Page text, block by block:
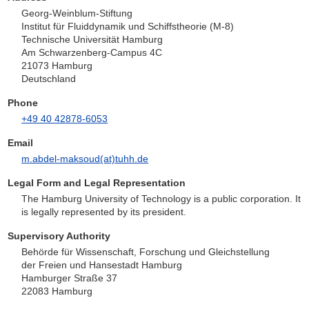
Georg-Weinblum-Stiftung
Institut für Fluiddynamik und Schiffstheorie (M-8)
Technische Universität Hamburg
Am Schwarzenberg-Campus 4C
21073 Hamburg
Deutschland
Phone
+49 40 42878-6053
Email
m.abdel-maksoud(at)tuhh.de
Legal Form and Legal Representation
The Hamburg University of Technology is a public corporation. It
is legally represented by its president.
Supervisory Authority
Behörde für Wissenschaft, Forschung und Gleichstellung
der Freien und Hansestadt Hamburg
Hamburger Straße 37
22083 Hamburg